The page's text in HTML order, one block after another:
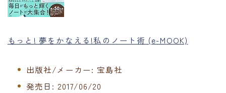
もっと! 夢をかなえる!私のノート術 (e-MOOK)
出版社/メーカー: 宝島社
発売日: 2017/06/20